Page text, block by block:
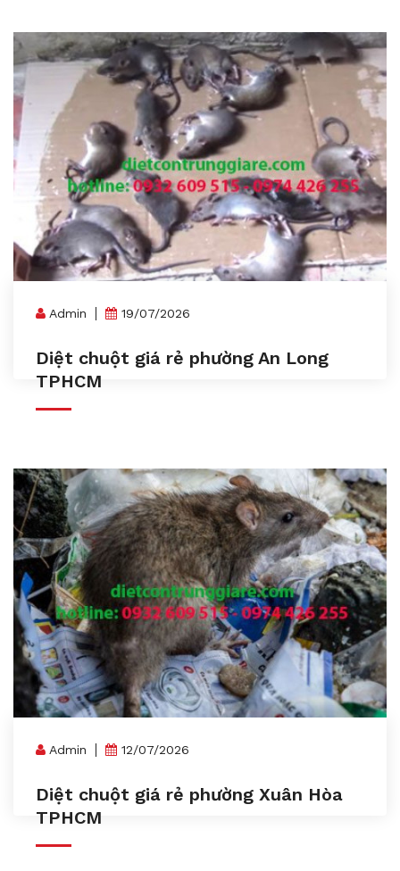
Admin 19/07/2026
Diệt chuột giá rẻ phường An Long
TPHCM
Admin 12/07/2026
Diệt chuột giá rẻ phường Xuân Hòa
TPHCM